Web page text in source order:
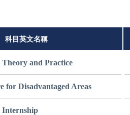
科目英文名稱
and Practice
for Disadvantaged Areas
Internship